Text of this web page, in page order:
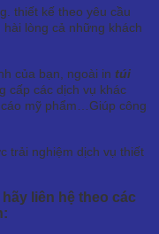
thiết kế theo yêu cầu
lòng cả những khách
của bạn, ngoài in túi
cấp các dịch vụ khác
mỹ phẩm…Giúp công
trải nghiệm dịch vụ thiết
liên hệ theo các